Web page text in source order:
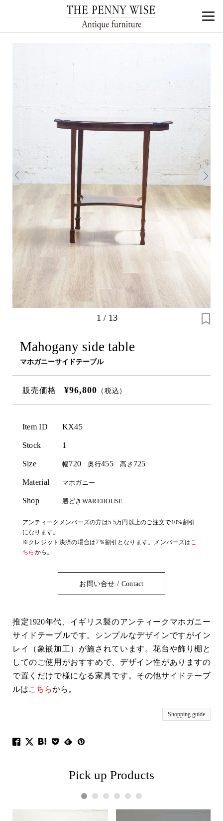
1 / 13
Mahogany side table
マホガニーサイドテーブル
販売価格¥96,800 （税込）
Item ID KX45
Stock 1
Size 幅720 奥行455高さ 725
Material マホガニー
Shop 勝どきWAREHOUSE
アンティークメンバーズの方は5.5万円以上のご注文で10%割引
になります。
※クレジット決済の場合は7％割引となります。メンバーズはこ
ちら から。
お問い合せ / Contact
推定1920年代、イギリス製のアンティークマホガニー
サイドテーブルです。シンプルなデザインですがイン
レイ（象嵌加工）が施されています。花台や飾り棚と
してのご使用がおすすめで、デザイン性がありますの
で置くだけで様になる家具です。その他サイドテーブ
ルはこちらから。
Shopping guide
Pick up Products
1 2 3 4 5 6